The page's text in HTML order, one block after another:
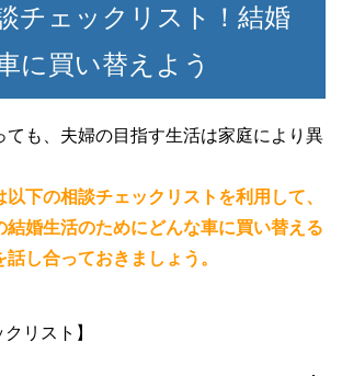
チェックリスト！結婚
に買い替えよう
ても、夫婦の目指す生活は家庭により異
下の相談チェックリストを利用して、
結婚生活のためにどんな車に買い替える
し合っておきましょう。
クリスト】